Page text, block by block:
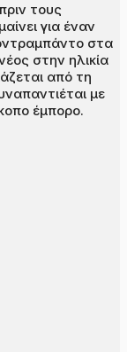
τους
για έναν
στα
στην ηλικία
από τη
με
έμπορο.